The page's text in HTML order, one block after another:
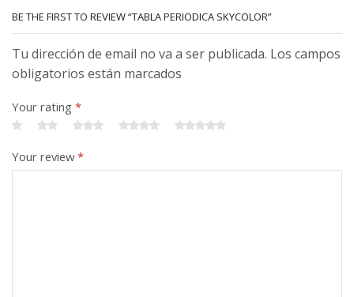
BE THE FIRST TO REVIEW “TABLA PERIODICA SKYCOLOR”
Tu dirección de email no va a ser publicada. Los campos
obligatorios están marcados
Your rating *
Your review*